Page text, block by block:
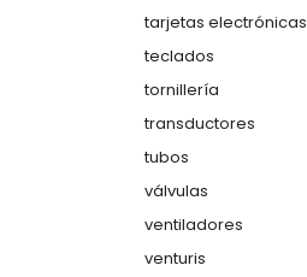
tarjetas electrónicas
teclados
tornillería
transductores
tubos
válvulas
ventiladores
venturis